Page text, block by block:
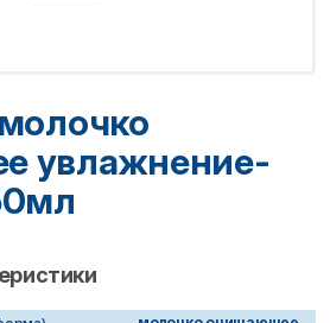
увлажнение-